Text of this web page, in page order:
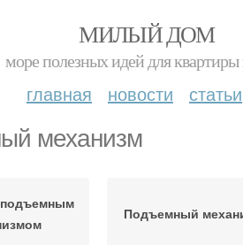
МИЛЫЙ ДОМ
море полезных идей для
главная новости статьи
механизм
Подъемный